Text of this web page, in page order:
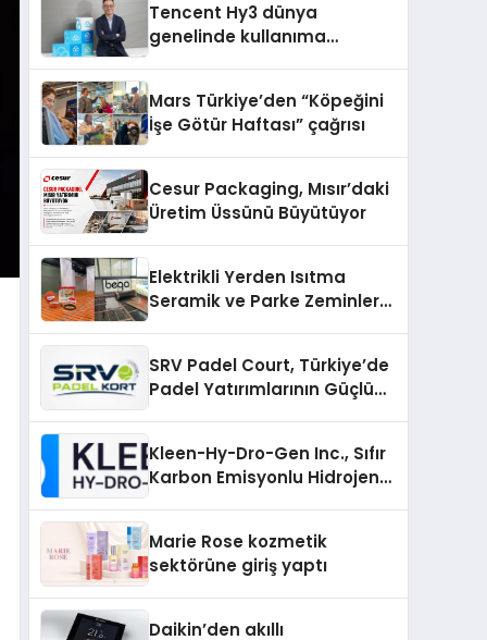
Tencent Hy3 dünya
genelinde kullanıma
Mars Türkiye’den “Köpeğini
İşe Götür Haftası” çağrısı
Cesur Packaging, Mısır’daki
Üretim Üssünü Büyütüyor
Elektrikli Yerden Isıtma
Seramik ve Parke Zeminler
SRV Padel Court, Türkiye’de
Padel Yatırımlarının Güçlü
Kleen-Hy-Dro-Gen Inc., Sıfır
Karbon Emisyonlu Hidrojen
Aldı
Marie Rose kozmetik
sektörüne giriş yaptı
Daikin’den akıllı